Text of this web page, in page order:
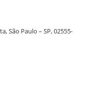
São Paulo – SP, 02555-